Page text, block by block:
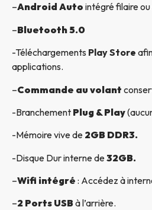
–Android Auto intégré filaire
–Bluetooth 5.0
-Téléchargements Play Store
applications.
–Commande au volant
-Branchement Plug & Play
-Mémoire vive de 2GB DDR3.
-Disque Dur interne de32GB.
–Wifi intégré : Accédez à
–2 Ports USBà l’arrière.